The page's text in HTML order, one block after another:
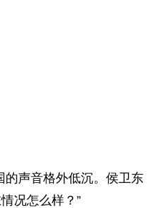
的声音格外低沉。侯卫东
况怎么样？”